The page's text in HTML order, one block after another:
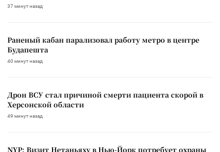
37 минут назад
Раненый кабан парализовал работу метро в центре
Будапешта
40 минут назад
Дрон ВСУ стал причиной смерти пациента скорой в
Херсонской области
49 минут назад
NYP: Визит Нетаньяху в Нью-Йорк потребует охраны